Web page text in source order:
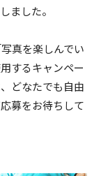
ました。
真を楽しんでい
するキャンペー
どなたでも自由
募をお待ちして